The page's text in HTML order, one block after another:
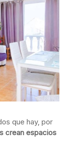
que hay, por
crean espacios